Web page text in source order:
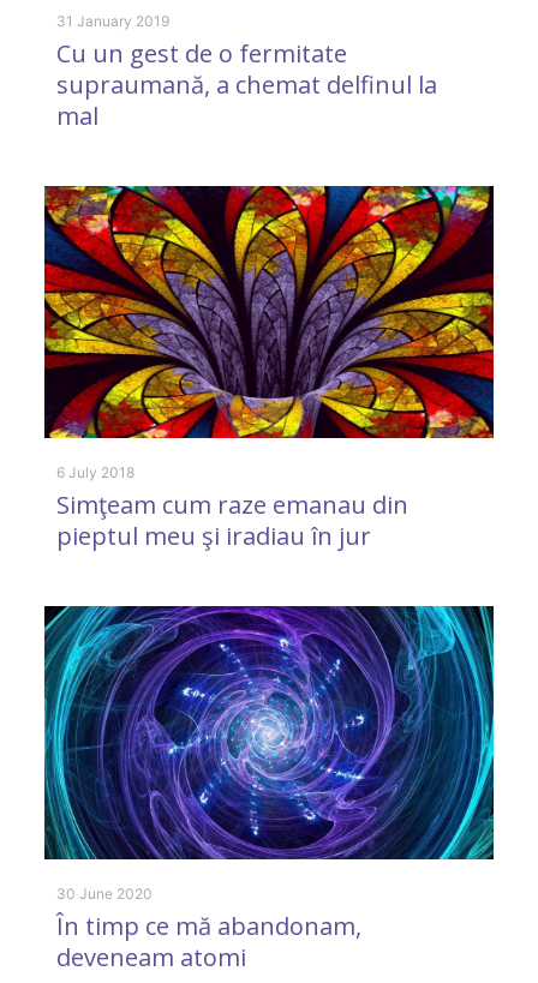
31 January 2019
Cu un gest de o fermitate
supraumană, a chemat delfinul la
mal
6 July 2018
Simţeam cum raze emanau din
pieptul meu şi iradiau în jur
30 June 2020
În timp ce mă abandonam,
deveneam atomi